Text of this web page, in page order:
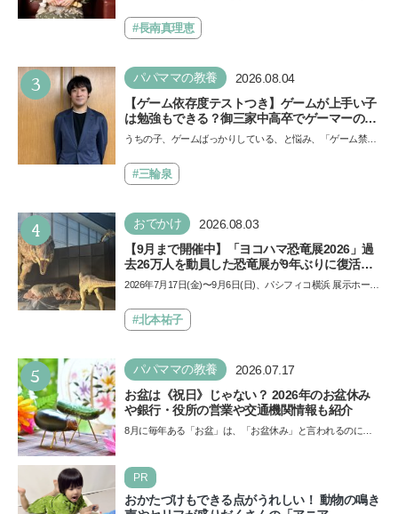
できると子どもに知ってほしい
ザ…
#長南真理恵
3 パパママの教養 2026.08.04
【ゲーム依存度テストつき】ゲームが上手い子
は勉強もできる？御三家中高卒でゲーマーの医
師・阿部智史さんが教えるゲームしながら受験
うちの子、ゲームばっかりしている、と悩み、「ゲーム禁
も…
#三輪泉
4 おでかけ 2026.08.03
【9月まで開催中】「ヨコハマ恐竜展2026」過
去26万人を動員した恐竜展が9年ぶりに復活！
夏休みのおでかけで楽しむポイントを完全ガイ
2026年7月17日(金)〜9月6日(日)、パシフィコ横浜 展示ホール
催…
#北本祐子
5 パパママの教養 2026.07.17
お盆は《祝日》じゃない？ 2026年のお盆休み
や銀行・役所の営業や交通機関情報も紹介
8月に毎年ある「お盆」は、「お盆休み」と言われるのに祝
盆…
PR
おかたづけもできる点がうれしい！ 動物の鳴き